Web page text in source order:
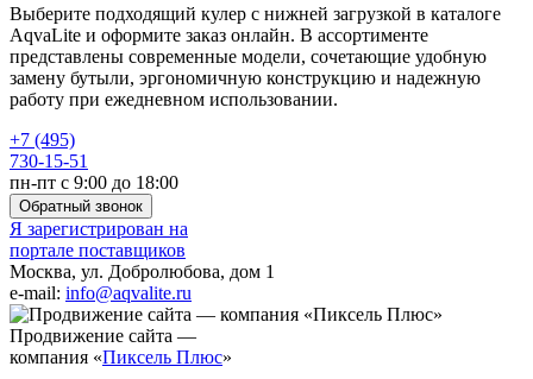
Выберите подходящий кулер с нижней загрузкой в каталоге
AqvaLite и оформите заказ онлайн. В ассортименте
представлены современные модели, сочетающие удобную
замену бутыли, эргономичную конструкцию и надежную
работу при ежедневном использовании.
+7 (495)
730-15-51
пн-пт с 9:00 до 18:00
Обратный звонок
Я зарегистрирован на
портале поставщиков
Москва, ул. Добролюбова, дом 1
e-mail: info@aqvalite.ru
Продвижение сайта —
компания «Пиксель Плюс»